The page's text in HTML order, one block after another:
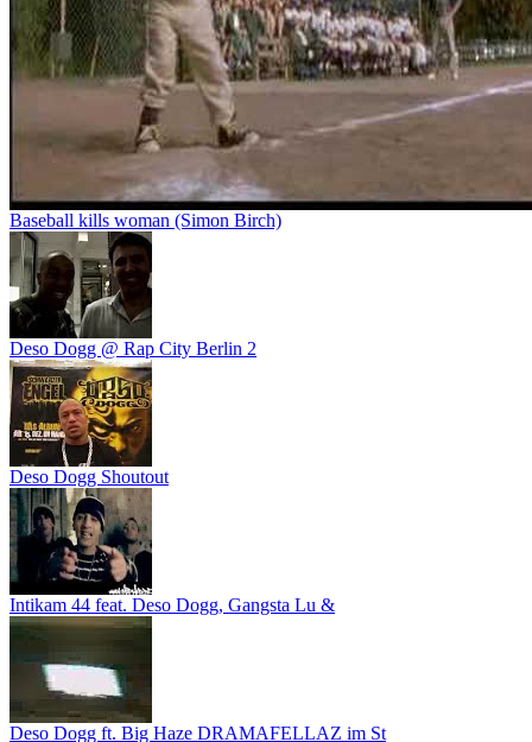
Baseball kills woman (Simon Birch)
Deso Dogg @ Rap City Berlin 2
Deso Dogg Shoutout
Intikam 44 feat. Deso Dogg, Gangsta Lu &
Deso Dogg ft. Big Haze DRAMAFELLAZ im St